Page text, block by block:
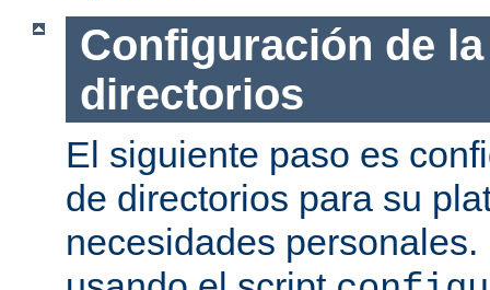
Configuración de
directorios
El siguiente paso es
de directorios para su
necesidades